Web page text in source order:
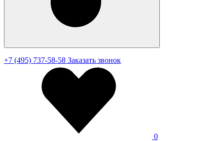
+7 (495) 737-58-58 Заказать звонок
0